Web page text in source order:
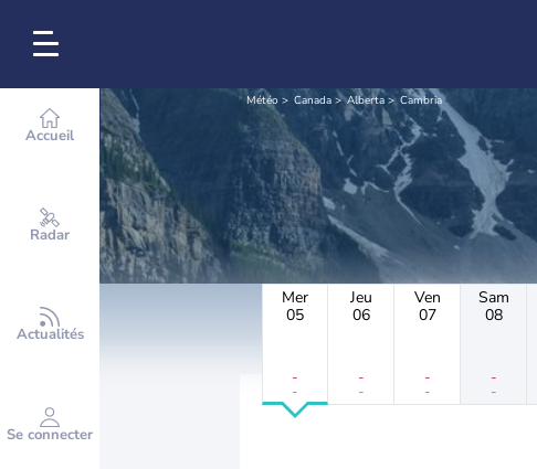
Accueil
Radar
Actualités
Se connecter
Météo Canada Alberta Cambria
Mer
05
-
-
Jeu
06
-
-
Ven
07
-
-
Sam
08
-
-